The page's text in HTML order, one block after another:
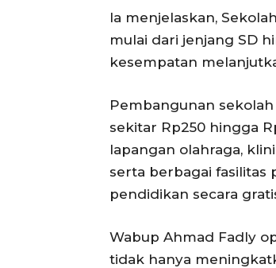
Ia menjelaskan,
mulai dari jenjang SD
kesempatan
Pembangunan
sekitar Rp250 hingga
lapangan olahraga,
serta berbagai fasilitas
pendidikan secara
Wabup Ahmad Fadly
tidak hanya